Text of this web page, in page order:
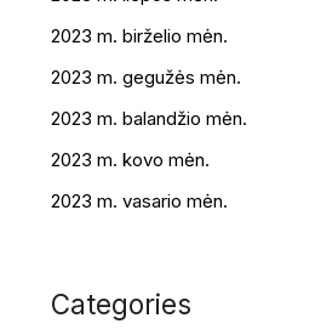
2023 m. birželio mėn.
2023 m. gegužės mėn.
2023 m. balandžio mėn.
2023 m. kovo mėn.
2023 m. vasario mėn.
Categories